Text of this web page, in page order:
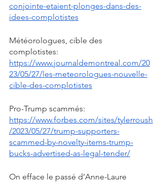
conjointe-etaient-plonges-dans-des-
idees-complotistes
Météorologues, cible des
complotistes:
https://www.journaldemontreal.com/20
23/05/27/les-meteorologues-nouvelle-
cible-des-complotistes
Pro-Trump scammés:
https://www.forbes.com/sites/tylerroush
/2023/05/27/trump-supporters-
scammed-by-novelty-items-trump-
bucks-advertised-as-legal-tender/
On efface le passé d’Anne-Laure